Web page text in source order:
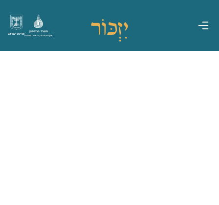
מדינת ישראל
משרד הביטחון
אגף משפחות, הנצחה ומורשת